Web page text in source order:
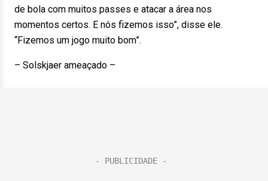
de bola com muitos passes e atacar a área nos
momentos certos. E nós fizemos isso”, disse ele.
“Fizemos um jogo muito bom”.
– Solskjaer ameaçado –